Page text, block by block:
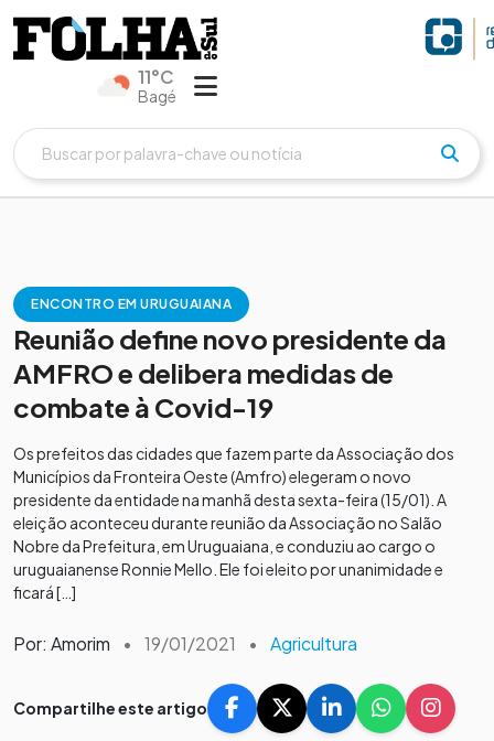
11°C
Bagé
ENCONTRO EM URUGUAIANA
Reunião define novo presidente da
AMFRO e delibera medidas de
combate à Covid-19
Os prefeitos das cidades que fazem parte da Associação dos
Municípios da Fronteira Oeste (Amfro) elegeram o novo
presidente da entidade na manhã desta sexta-feira (15/01). A
eleição aconteceu durante reunião da Associação no Salão
Nobre da Prefeitura, em Uruguaiana, e conduziu ao cargo o
uruguaianense Ronnie Mello. Ele foi eleito por unanimidade e
ficará […]
Por: Amorim • 19/01/2021 • Agricultura
Compartilhe este artigo